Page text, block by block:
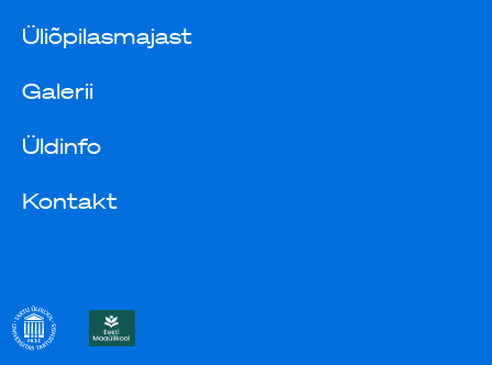
Üliõpilasmajast
Galerii
Üldinfo
Kontakt